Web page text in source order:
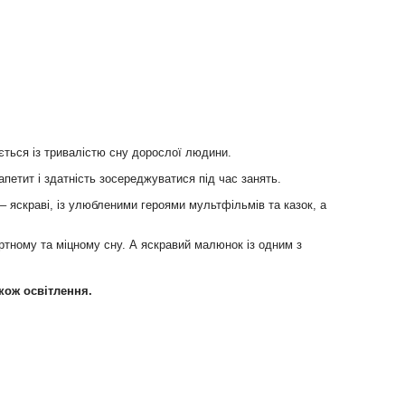
із тривалістю сну дорослої людини.
і здатність зосереджуватися під час занять.
яскраві, із улюбленими героями мультфільмів та казок, а
та міцному сну. А яскравий малюнок із одним з
освітлення.